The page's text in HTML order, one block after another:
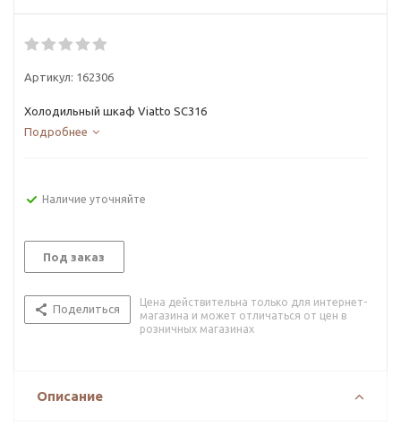
Артикул: 162306
Холодильный шкаф Viatto SC316
Подробнее
Наличие уточняйте
Под заказ
Поделиться
Цена действительна только для интернет-
магазина и может отличаться от цен в
розничных магазинах
Описание